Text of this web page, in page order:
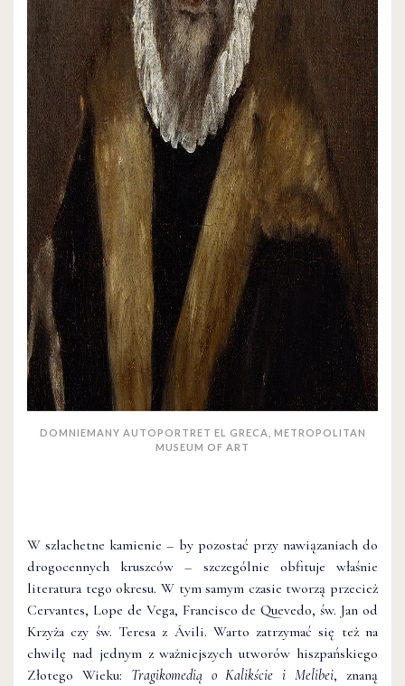
DOMNIEMANY AUTOPORTRET EL GRECA, METROPOLITAN
MUSEUM OF ART
W szlachetne kamienie – by pozostać przy nawiązaniach do
drogocennych kruszców – szczególnie obfituje właśnie
literatura tego okresu. W tym samym czasie tworzą przecież
Cervantes, Lope de Vega, Francisco de Quevedo, św. Jan od
Krzyża czy św. Teresa z Ávili. Warto zatrzymać się też na
chwilę nad jednym z ważniejszych utworów hiszpańskiego
Złotego Wieku: Tragikomedią o Kalikście i Melibei, znaną